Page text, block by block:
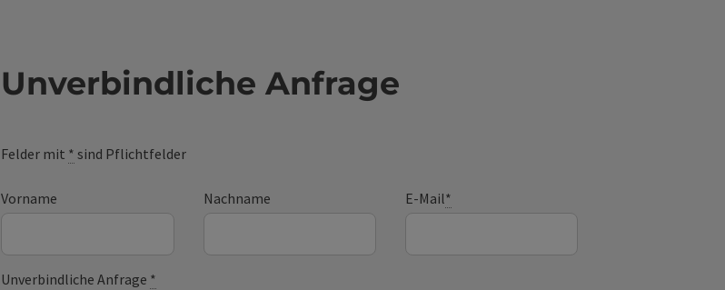
Unverbindliche Anfrage
Felder mit * sind Pflichtfelder
Vorname Nachname E-Mail*
Unverbindliche Anfrage *